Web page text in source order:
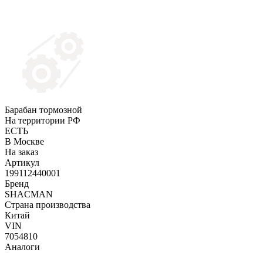
Барабан тормозной
На территории РФ
ЕСТЬ
В Москве
На заказ
Артикул
199112440001
Бренд
SHACMAN
Страна производства
Китай
VIN
7054810
Аналоги